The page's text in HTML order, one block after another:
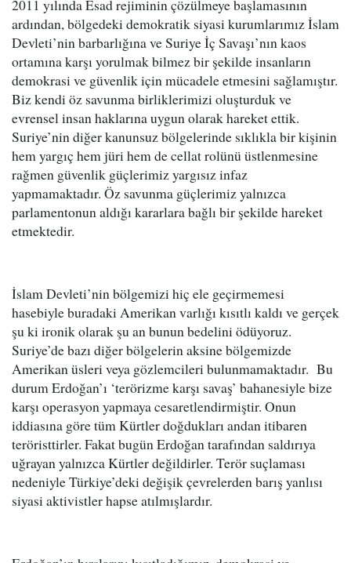
2011 yılında Esad rejiminin çözülmeye başlamasının
ardından, bölgedeki demokratik siyasi kurumlarımız İslam
Devleti’nin barbarlığına ve Suriye İç Savaşı’nın kaos
ortamına karşı yorulmak bilmez bir şekilde insanların
demokrasi ve güvenlik için mücadele etmesini sağlamıştır.
Biz kendi öz savunma birliklerimizi oluşturduk ve
evrensel insan haklarına uygun olarak hareket ettik.
Suriye’nin diğer kanunsuz bölgelerinde sıklıkla bir kişinin
hem yargıç hem jüri hem de cellat rolünü üstlenmesine
rağmen güvenlik güçlerimiz yargısız infaz
yapmamaktadır. Öz savunma güçlerimiz yalnızca
parlamentonun aldığı kararlara bağlı bir şekilde hareket
etmektedir.
İslam Devleti’nin bölgemizi hiç ele geçirmemesi
hasebiyle buradaki Amerikan varlığı kısıtlı kaldı ve gerçek
şu ki ironik olarak şu an bunun bedelini ödüyoruz.
Suriye’de bazı diğer bölgelerin aksine bölgemizde
Amerikan üsleri veya gözlemcileri bulunmamaktadır. Bu
durum Erdoğan’ı ‘terörizme karşı savaş’ bahanesiyle bize
karşı operasyon yapmaya cesaretlendirmiştir. Onun
iddiasına göre tüm Kürtler doğdukları andan itibaren
teröristtirler. Fakat bugün Erdoğan tarafından saldırıya
uğrayan yalnızca Kürtler değildirler. Terör suçlaması
nedeniyle Türkiye’deki değişik çevrelerden barış yanlısı
siyasi aktivistler hapse atılmışlardır.